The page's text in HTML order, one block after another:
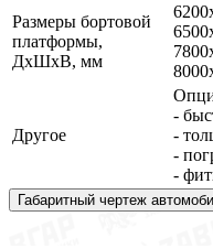
Размеры бортовой
платформы,
ДхШхВ, мм
Другое
-
-
-
-
Габаритный чертеж